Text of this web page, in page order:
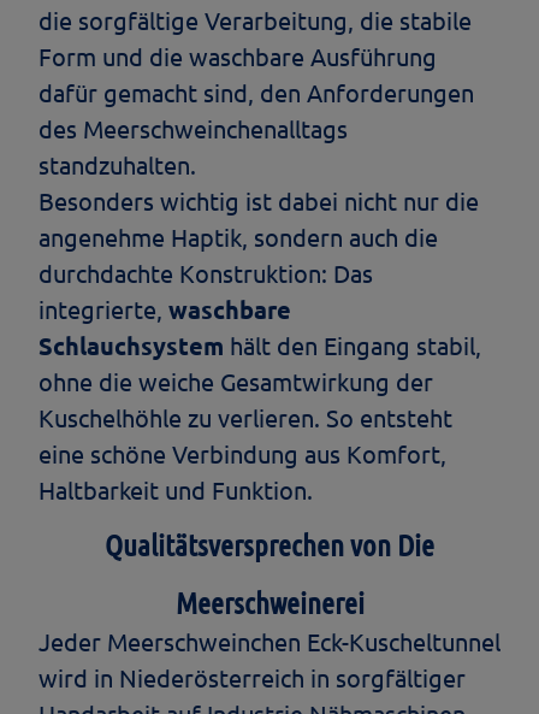
die sorgfältige Verarbeitung, die stabile
Form und die waschbare Ausführung
dafür gemacht sind, den Anforderungen
des Meerschweinchenalltags
standzuhalten.
Besonders wichtig ist dabei nicht nur die
angenehme Haptik, sondern auch die
durchdachte Konstruktion: Das
integrierte, waschbare
Schlauchsystem hält den Eingang stabil,
ohne die weiche Gesamtwirkung der
Kuschelhöhle zu verlieren. So entsteht
eine schöne Verbindung aus Komfort,
Haltbarkeit und Funktion.
Qualitätsversprechen von Die
Meerschweinerei
Jeder Meerschweinchen Eck-Kuscheltunnel
wird in Niederösterreich in sorgfältiger